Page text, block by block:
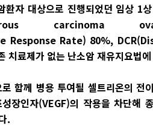
환자 대상으로 진행되었던 임상 1
carcinoma
Response Rate) 80%,
치료제가 없는 난소암 재유지요법
함께 병용 투여될 셀트리온의 전
성장인자(VEGF)의 작용을 차단해
.